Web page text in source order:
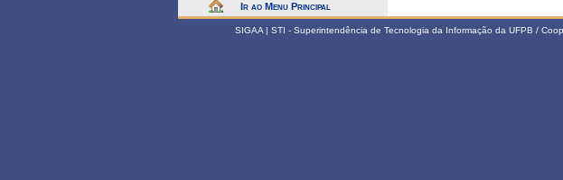
Ir ao Menu Principal
SIGAA | STI - Superintendência de Tecnologia da Informação da UFPB /